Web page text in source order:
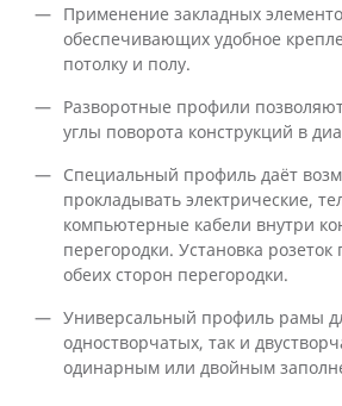
Применение закладных
обеспечивающих удобное
потолку и полу.
Разворотные профили
углы поворота конструкций в
Специальный профиль даёт
прокладывать электрические,
компьютерные кабели внутри
перегородки. Установка розеток
обеих сторон перегородки.
Универсальный профиль рамы
одностворчатых, так и
одинарным или двойным